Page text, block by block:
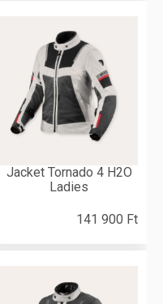
Jacket Tornado 4 H2O
Ladies
141 900 Ft